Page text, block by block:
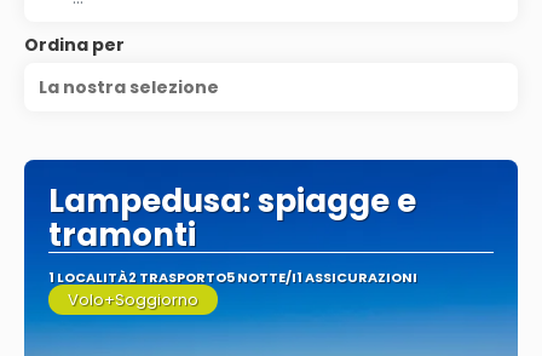
Ordina per
La nostra selezione
Lampedusa: spiagge e
tramonti
1 LOCALITÀ2 TRASPORTO5 NOTTE/I1 ASSICURAZIONI
Volo+Soggiorno